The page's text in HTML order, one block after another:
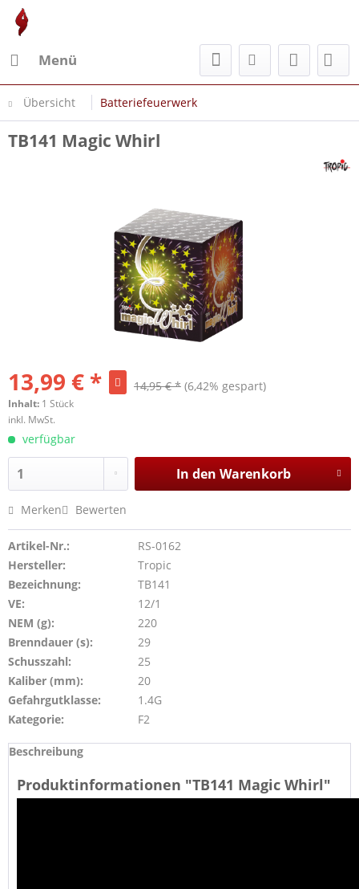
Menü
Übersicht Batteriefeuerwerk
TB141 Magic Whirl
13,99 € * 14,95 € * (6,42% gespart)
Inhalt: 1 Stück
inkl. MwSt.
verfügbar
In den Warenkorb
Merken Bewerten
Artikel-Nr.:
RS-0162
Hersteller:
Tropic
Bezeichnung:
TB141
VE:
12/1
NEM (g):
220
Brenndauer (s):
29
Schusszahl:
25
Kaliber (mm):
20
Gefahrgutklasse:
1.4G
Kategorie:
F2
Beschreibung
Produktinformationen "TB141 Magic Whirl"